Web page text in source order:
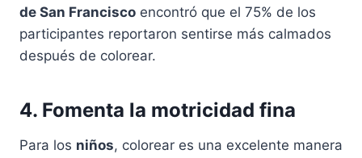
de San Francisco encontró que el 75% de los
participantes reportaron sentirse más calmados
después de colorear.
4. Fomenta la motricidad fina
Para los niños, colorear es una excelente manera